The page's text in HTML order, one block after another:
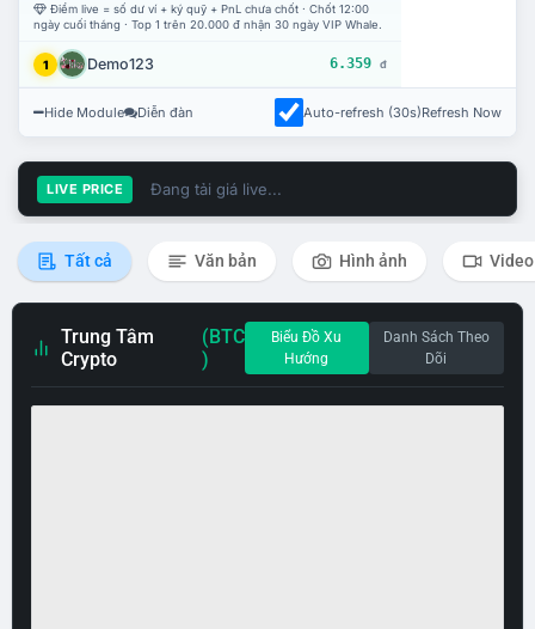
Điểm live = số dư ví + ký quỹ + PnL chưa chốt · Chốt 12:00
ngày cuối tháng · Top 1 trên 20.000 đ nhận 30 ngày VIP Whale.
1 Demo123 6.359 đ
Hide Module Diễn đàn Auto-refresh (30s)Refresh Now
LIVE PRICE Đang tải giá live...
Tất cả Văn bản Hình ảnh Video
Trung Tâm
Crypto
(BTC
)
Biểu Đồ Xu
Hướng
Danh Sách Theo
Dõi